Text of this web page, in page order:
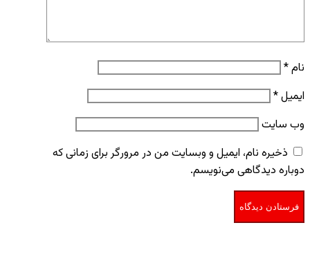
نام*
ایمیل*
وب‌ سایت
ذخیره نام، ایمیل و وبسایت من در مرورگر برای زمانی که
دوباره دیدگاهی می‌نویسم.